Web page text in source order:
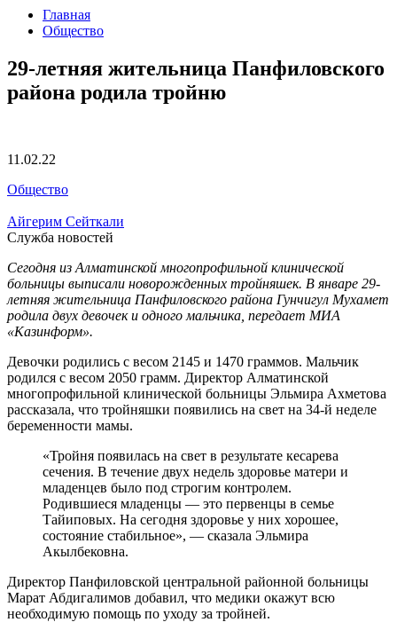
Главная
Общество
29-летняя жительница Панфиловского
района родила тройню
11.02.22
Общество
Айгерим Сейткали
Служба новостей
Сегодня из Алматинской многопрофильной клинической
больницы выписали новорожденных тройняшек. В январе 29-
летняя жительница Панфиловского района Гунчигул Мухамет
родила двух девочек и одного мальчика, передает МИА
«Казинформ».
Девочки родились с весом 2145 и 1470 граммов. Мальчик
родился с весом 2050 грамм. Директор Алматинской
многопрофильной клинической больницы Эльмира Ахметова
рассказала, что тройняшки появились на свет на 34-й неделе
беременности мамы.
«Тройня появилась на свет в результате кесарева
сечения. В течение двух недель здоровье матери и
младенцев было под строгим контролем.
Родившиеся младенцы — это первенцы в семье
Тайиповых. На сегодня здоровье у них хорошее,
состояние стабильное», — сказала Эльмира
Акылбековна.
Директор Панфиловской центральной районной больницы
Марат Абдигалимов добавил, что медики окажут всю
необходимую помощь по уходу за тройней.